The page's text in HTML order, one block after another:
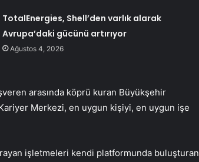
TotalEnergies, Shell’den varlık alarak
Avrupa’daki gücünü artırıyor
Ağustos 4, 2026
arasında köprü kuran Büyükşehir
Merkezi, en uygun kişiyi, en uygun işe
işletmeleri kendi platformunda buluşturan